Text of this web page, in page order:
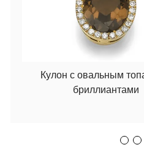
Кулон с овальным
бриллиантами